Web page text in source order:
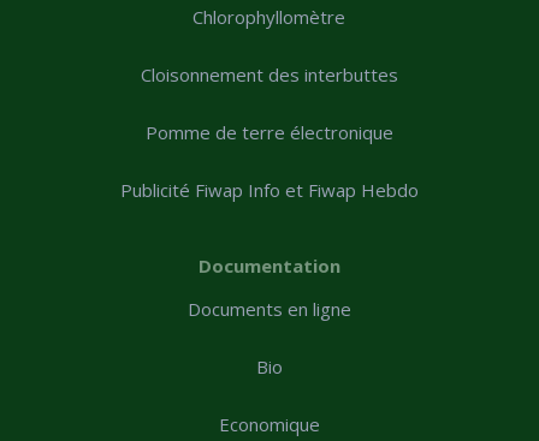
Chlorophyllomètre
Cloisonnement des interbuttes
Pomme de terre électronique
Publicité Fiwap Info et Fiwap Hebdo
Documentation
Documents en ligne
Bio
Economique